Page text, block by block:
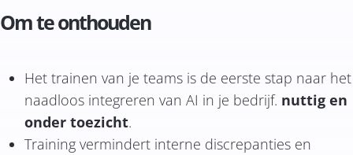
Om te onthouden
Het trainen van je teams is de eerste stap naar het
naadloos integreren van AI in je bedrijf. nuttig en
onder toezicht.
Training vermindert interne discrepanties en